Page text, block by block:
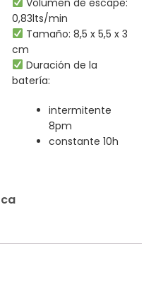
0,83lts/min
Tamaño: 8,5 x 5,5 x 3
cm
Duración de la
batería:
intermitente
8pm
constante 10h